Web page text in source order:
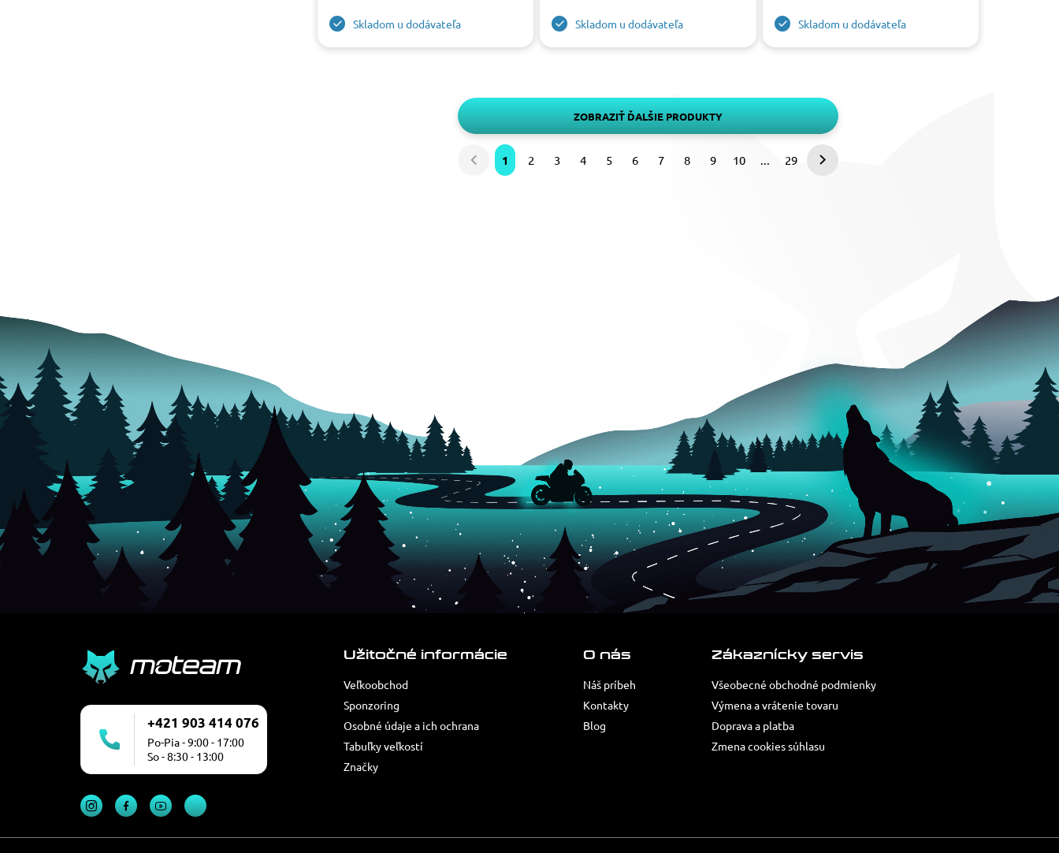
Skladom u dodávateľa Skladom u dodávateľa Skladom u dodávateľa
ZOBRAZIŤ ĎALŠIE PRODUKTY
Predchádzajúca
1 2 3 4 5 6 7 8 9 10 ... 29
Nasledujúca
+421 903 414 076
Po-Pia - 9:00 - 17:00
So - 8:30 - 13:00
Užitočné informácie
Veľkoobchod
Sponzoring
Osobné údaje a ich ochrana
Tabuľky veľkostí
Značky
O nás
Náš príbeh
Kontakty
Blog
Zákaznícky servis
Všeobecné obchodné podmienky
Výmena a vrátenie tovaru
Doprava a platba
Zmena cookies súhlasu